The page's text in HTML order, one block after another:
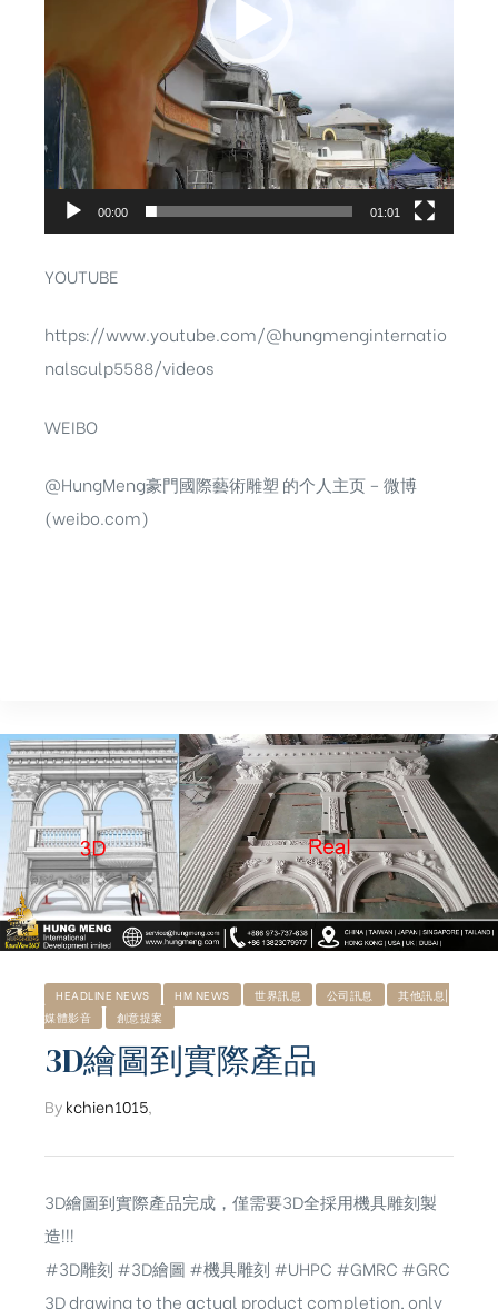
00:00 01:01
YOUTUBE
https://www.youtube.com/@hungmenginternatio
nalsculp5588/videos
WEIBO
@HungMeng豪門國際藝術雕塑 的个人主页 – 微博
(weibo.com)
HEADLINE NEWS HM NEWS 世界訊息 公司訊息
其他訊息|
媒體影音
創意提案
3D繪圖到實際產品
Bykchien1015
3D繪圖到實際產品完成，僅需要3D全採用機具雕刻製
造!!!
#3D雕刻 #3D繪圖 #機具雕刻 #UHPC #GMRC #GRC
3D drawing to the actual product completion, only